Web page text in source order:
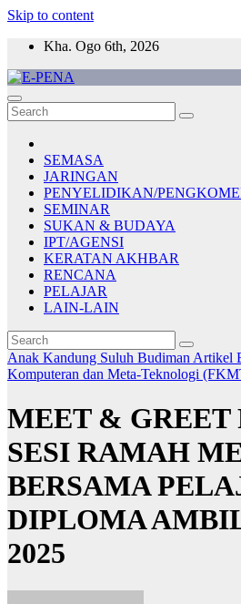
Skip to content
Kha. Ogo 6th, 2026
E-PENA
Berita Digital Terkini
SEMASA
JARINGAN
PENYELIDIKAN/
SEMINAR
SUKAN & BUDAYA
IPT/AGENSI
KERATAN AKHBAR
RENCANA
PELAJAR
LAIN-LAIN
Anak Kandung Suluh Budiman Artikel
Komputeran dan Meta-Teknologi
MEET & GREET
SESI RAMAH
BERSAMA
DIPLOMA
2025